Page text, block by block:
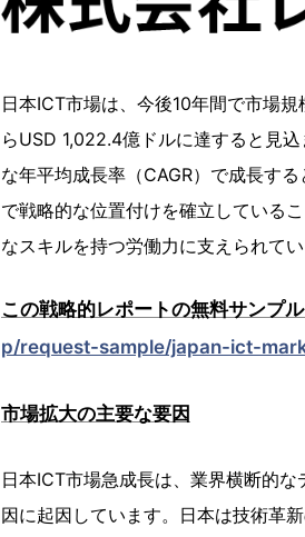
日本ICT市場は、今後10年間で市場
らUSD 1,022.4億ドルに達すると見
な年平均成長率（CAGR）で成長す
で戦略的な位置付けを確立している
なスキルを持つ労働力に支えられてい
この戦略的レポートの無料サンプ
p/request-sample/japan-ict-
市場拡大の主要な要因
日本ICT市場急成長は、業界横断的
因に起因しています。日本は技術革